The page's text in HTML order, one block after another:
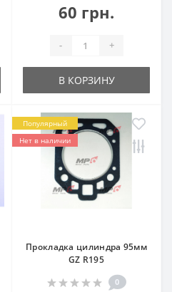
60 грн.
- +
В КОРЗИНУ
Популярный
Нет в наличии
Прокладка цилиндра 95мм
GZ R195
0